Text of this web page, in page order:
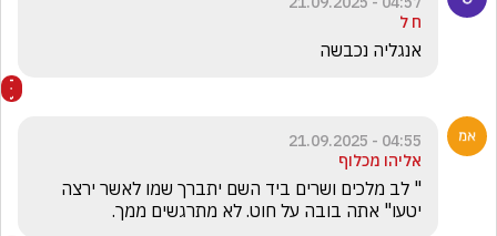
ח ל
אנגליה נכבשה
04:55 - 21.09.2025
אליהו מכלוף
יטעו" אתה בובה על חוט. לא מתרגשים ממך.